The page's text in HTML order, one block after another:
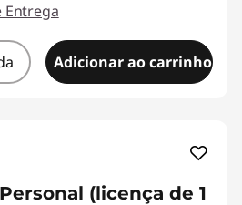
Entrega
Adicionar ao carrinho
(licença de 1